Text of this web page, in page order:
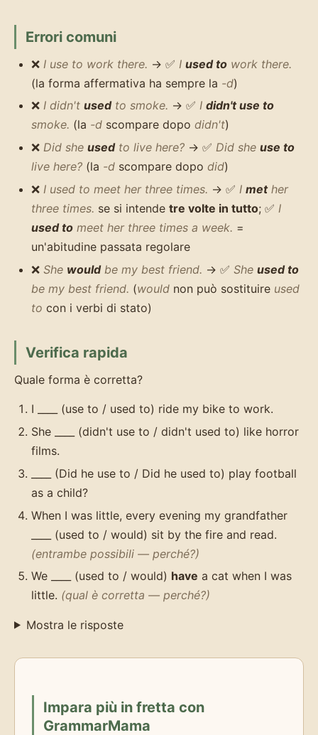
Errori comuni
❌ I use to work there. → ✅ I used to work there.
(la forma affermativa ha sempre la -d)
❌ I didn't usedto smoke. → ✅ I didn't use to
smoke. (la -d scompare dopo didn't)
❌ Did she usedto live here? → ✅ Did she use to
live here? (la -d scompare dopo did)
❌ I used to meet her three times. → ✅ I mether
three times. se si intende tre volte in tutto; ✅ I
used to meet her three times a week. =
un'abitudine passata regolare
❌ She wouldbe my best friend. → ✅ She used to
be my best friend. (would non può sostituire used
to con i verbi di stato)
Verifica rapida
Quale forma è corretta?
I ____ (use to / used to) ride my bike to work.
She ____ (didn't use to / didn't used to) like horror
films.
____ (Did he use to / Did he used to) play football
as a child?
When I was little, every evening my grandfather
____ (used to / would) sit by the fire and read.
(entrambe possibili — perché?)
We ____ (used to / would) have a cat when I was
little. (qual è corretta — perché?)
Mostra le risposte
Impara più in fretta con
GrammarMama